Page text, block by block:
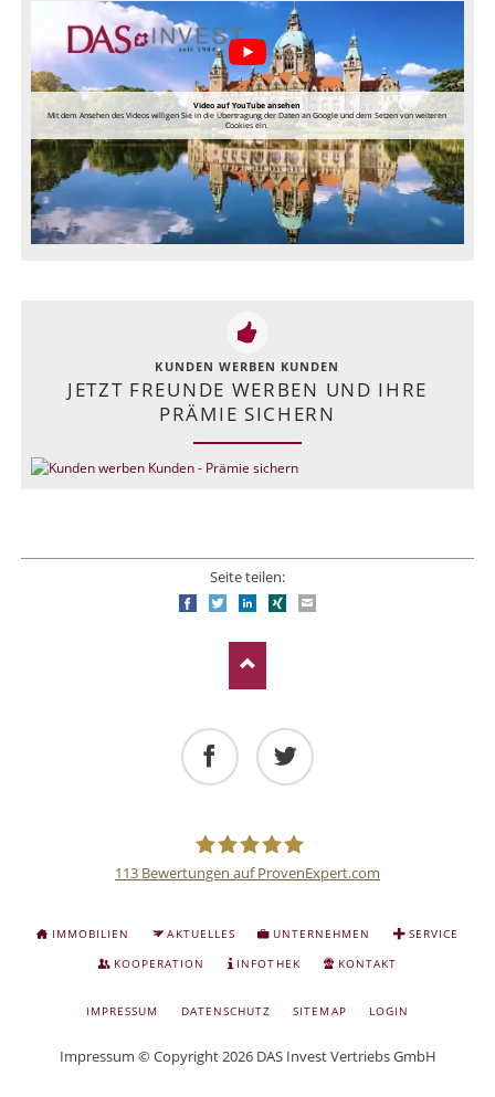
Video auf YouTube ansehen
Mit dem Ansehen des Videos willigen Sie in die Übertragung der Daten an Google und dem Setzen von weiteren
Cookies ein.
KUNDEN WERBEN KUNDEN
JETZT FREUNDE WERBEN UND IHRE
PRÄMIE SICHERN
Seite teilen:
FacebookTwitterLinkedIn
Xing
Anlage
und
113 Bewertungen auf ProvenExpert.com
NAVIGATION
IMMOBILIEN AKTUELLES UNTERNEHMEN
SERVICE
KOOPERATION
INFOTHEK KONTAKT
NAVIGATION
IMPRESSUM DATENSCHUTZ SITEMAP LOGIN
Impressum © Copyright 2026 DAS Invest Vertriebs GmbH